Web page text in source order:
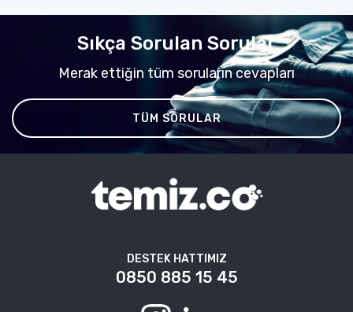
Sıkça Sorulan Sorular
Merak ettiğin tüm soruların cevapları
TÜM SORULAR
DESTEK HATTIMIZ
0850 885 15 45